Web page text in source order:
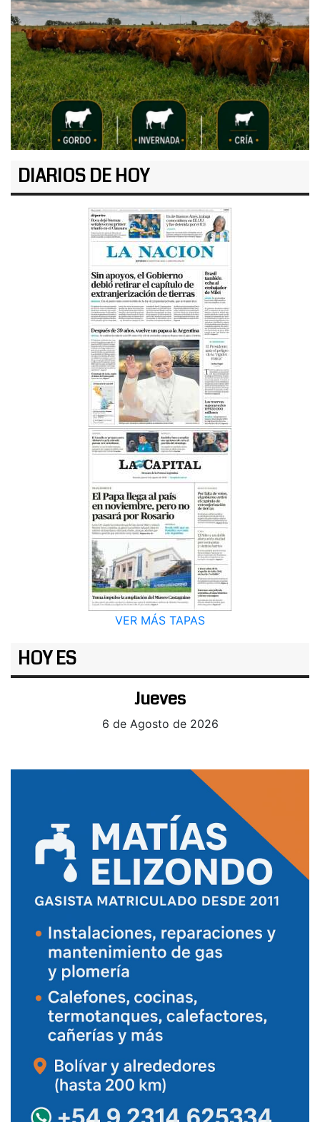
DIARIOS DE HOY
VER MÁS TAPAS
HOY ES
Jueves
6 de Agosto de 2026